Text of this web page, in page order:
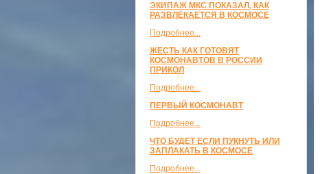
ЭКИПАЖ МКС ПОКАЗАЛ, КАК
РАЗВЛЕКАЕТСЯ В КОСМОСЕ
Подробнее...
ЖЕСТЬ КАК ГОТОВЯТ
КОСМОНАВТОВ В РОССИИ
ПРИКОЛ
Подробнее...
ПЕРВЫЙ КОСМОНАВТ
Подробнее...
ЧТО БУДЕТ ЕСЛИ ПУКНУТЬ ИЛИ
ЗАПЛАКАТЬ В КОСМОСЕ
Подробнее...